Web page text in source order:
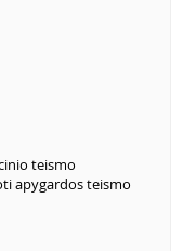
teismo
apygardos teismo